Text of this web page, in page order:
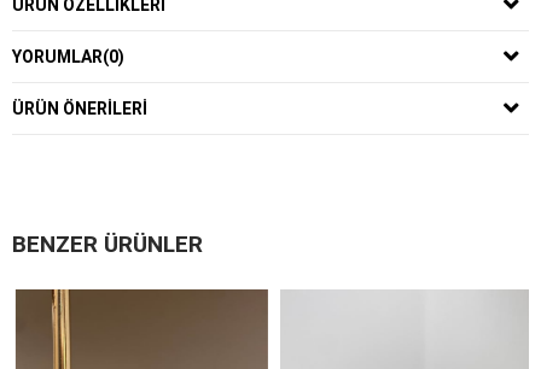
ÜRÜN ÖZELLIKLERI
YORUMLAR(0)
ÜRÜN ÖNERILERI
BENZER ÜRÜNLER